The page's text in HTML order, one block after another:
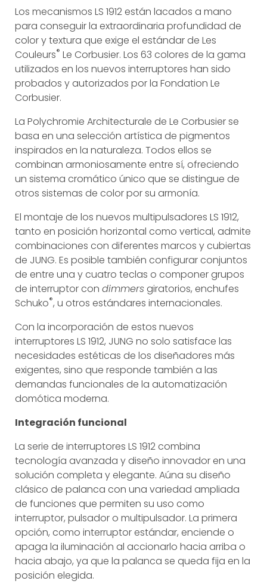
Los mecanismos LS 1912 están lacados a mano
para conseguir la extraordinaria profundidad de
color y textura que exige el estándar de Les
Couleurs® Le Corbusier. Los 63 colores de la gama
utilizados en los nuevos interruptores han sido
probados y autorizados por la Fondation Le
Corbusier.
La Polychromie Architecturale de Le Corbusier se
basa en una selección artística de pigmentos
inspirados en la naturaleza. Todos ellos se
combinan armoniosamente entre sí, ofreciendo
un sistema cromático único que se distingue de
otros sistemas de color por su armonía.
El montaje de los nuevos multipulsadores LS 1912,
tanto en posición horizontal como vertical, admite
combinaciones con diferentes marcos y cubiertas
de JUNG. Es posible también configurar conjuntos
de entre una y cuatro teclas o componer grupos
de interruptor con dimmersgiratorios, enchufes
Schuko®, u otros estándares internacionales.
Con la incorporación de estos nuevos
interruptores LS 1912, JUNG no solo satisface las
necesidades estéticas de los diseñadores más
exigentes, sino que responde también a las
demandas funcionales de la automatización
domótica moderna.
Integración funcional
La serie de interruptores LS 1912 combina
tecnología avanzada y diseño innovador en una
solución completa y elegante. Aúna su diseño
clásico de palanca con una variedad ampliada
de funciones que permiten su uso como
interruptor, pulsador o multipulsador. La primera
opción, como interruptor estándar, enciende o
apaga la iluminación al accionarlo hacia arriba o
hacia abajo, ya que la palanca se queda fija en la
posición elegida.